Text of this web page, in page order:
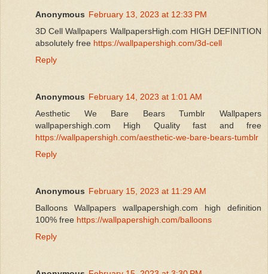
Anonymous February 13, 2023 at 12:33 PM
3D Cell Wallpapers WallpapersHigh.com HIGH DEFINITION
absolutely free https://wallpapershigh.com/3d-cell
Reply
Anonymous February 14, 2023 at 1:01 AM
Aesthetic We Bare Bears Tumblr Wallpapers
wallpapershigh.com High Quality fast and free
https://wallpapershigh.com/aesthetic-we-bare-bears-tumblr
Reply
Anonymous February 15, 2023 at 11:29 AM
Balloons Wallpapers wallpapershigh.com high definition
100% free https://wallpapershigh.com/balloons
Reply